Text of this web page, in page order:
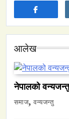
आलेख
नेपालको वन्यजन्तु
समाज वन्यजन्तु
नेपालको